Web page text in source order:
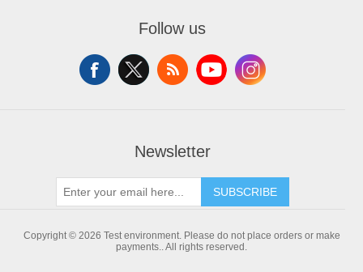
Follow us
Newsletter
SUBSCRIBE
Copyright © 2026 Test environment. Please do not place orders or make
payments.. All rights reserved.